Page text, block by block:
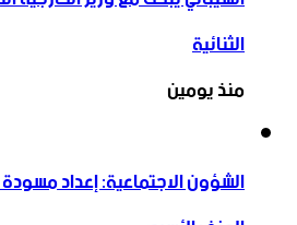
الثنائية
منذ يومين
الشؤون الاجتماعية: إعداد